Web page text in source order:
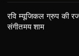
रवि म्यूजिकल ग्रुप की
संगीतमय शाम